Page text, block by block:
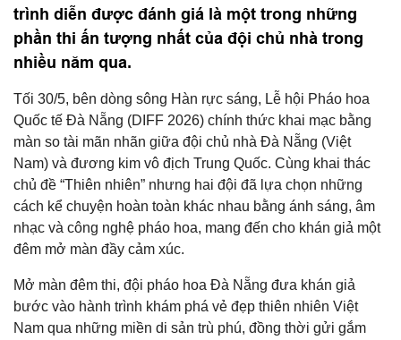
trình diễn được đánh giá là một trong những
phần thi ấn tượng nhất của đội chủ nhà trong
nhiều năm qua.
Tối 30/5, bên dòng sông Hàn rực sáng, Lễ hội Pháo hoa
Quốc tế Đà Nẵng (DIFF 2026) chính thức khai mạc bằng
màn so tài mãn nhãn giữa đội chủ nhà Đà Nẵng (Việt
Nam) và đương kim vô địch Trung Quốc. Cùng khai thác
chủ đề “Thiên nhiên” nhưng hai đội đã lựa chọn những
cách kể chuyện hoàn toàn khác nhau bằng ánh sáng, âm
nhạc và công nghệ pháo hoa, mang đến cho khán giả một
đêm mở màn đầy cảm xúc.
Mở màn đêm thi, đội pháo hoa Đà Nẵng đưa khán giả
bước vào hành trình khám phá vẻ đẹp thiên nhiên Việt
Nam qua những miền di sản trù phú, đồng thời gửi gắm